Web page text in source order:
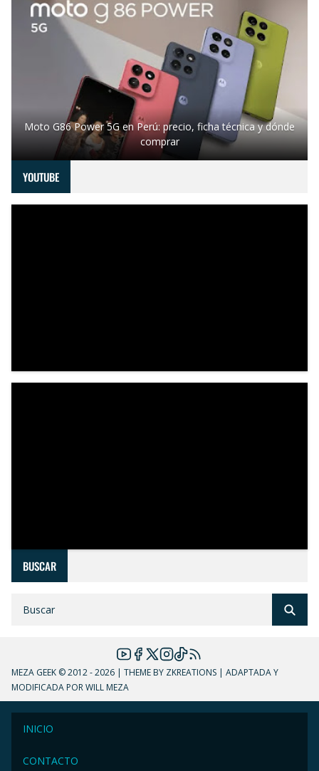
Moto G86 Power 5G en Perú: precio, ficha técnica y dónde
comprar
YOUTUBE
BUSCAR
MEZA GEEK © 2012 - 2026 | THEME BY ZKREATIONS | ADAPTADA Y
MODIFICADA POR WILL MEZA
INICIO
CONTACTO